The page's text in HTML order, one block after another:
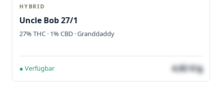
HYBRID
Uncle Bob 27/1
27% THC · 1% CBD · Granddaddy
● Verfügbar 4,82 €/g